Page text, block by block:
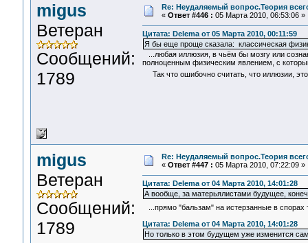
migus
Ветеран
Сообщений:
1789
Re: Неудаляемый вопрос.Теория
« Ответ #446 : 05 Марта 2010, 06:53:06 »
Цитата: Delema от 05 Марта 2010, 00:11:59
Я бы еще проще сказала: классическая
...любая иллюзия, в чьём бы мозгу или
полноценным физическим явлением, с
Так что ошибочно считать, что иллюзии,
migus
Ветеран
Сообщений:
1789
Re: Неудаляемый вопрос.Теория
« Ответ #447 : 05 Марта 2010, 07:22:09 »
Цитата: Delema от 04 Марта 2010, 14:01:28
А вообще, за матерьялистами будущее,
...прямо "бальзам" на истерзанные в
Цитата: Delema от 04 Марта 2010, 14:01:28
Но только в этом будущем уже изменится